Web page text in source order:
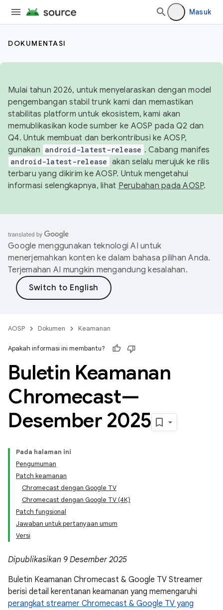
Masuk
DOKUMENTASI
Mulai tahun 2026, untuk menyelaraskan dengan model
pengembangan stabil trunk kami dan memastikan
stabilitas platform untuk ekosistem, kami akan
memublikasikan kode sumber ke AOSP pada Q2 dan
Q4. Untuk membuat dan berkontribusi ke AOSP,
gunakan android-latest-release . Cabang manifes
android-latest-release akan selalu merujuk ke rilis
terbaru yang dikirim ke AOSP. Untuk mengetahui
informasi selengkapnya, lihat Perubahan pada AOSP.
Google menggunakan teknologi AI untuk
menerjemahkan konten ke dalam bahasa pilihan Anda.
Terjemahan AI mungkin mengandung kesalahan.
AOSP Dokumen Keamanan
Apakah informasi ini membantu?
Buletin Keamanan
Chromecast—
Desember 2025
Pada halaman ini
Pengumuman
Patch keamanan
Chromecast dengan Google TV
Chromecast dengan Google TV (4K)
Patch fungsional
Jawaban untuk pertanyaan umum
Versi
Dipublikasikan 9 Desember 2025
Buletin Keamanan Chromecast & Google TV Streamer
berisi detail kerentanan keamanan yang memengaruhi
perangkat streamer Chromecast & Google TV yang